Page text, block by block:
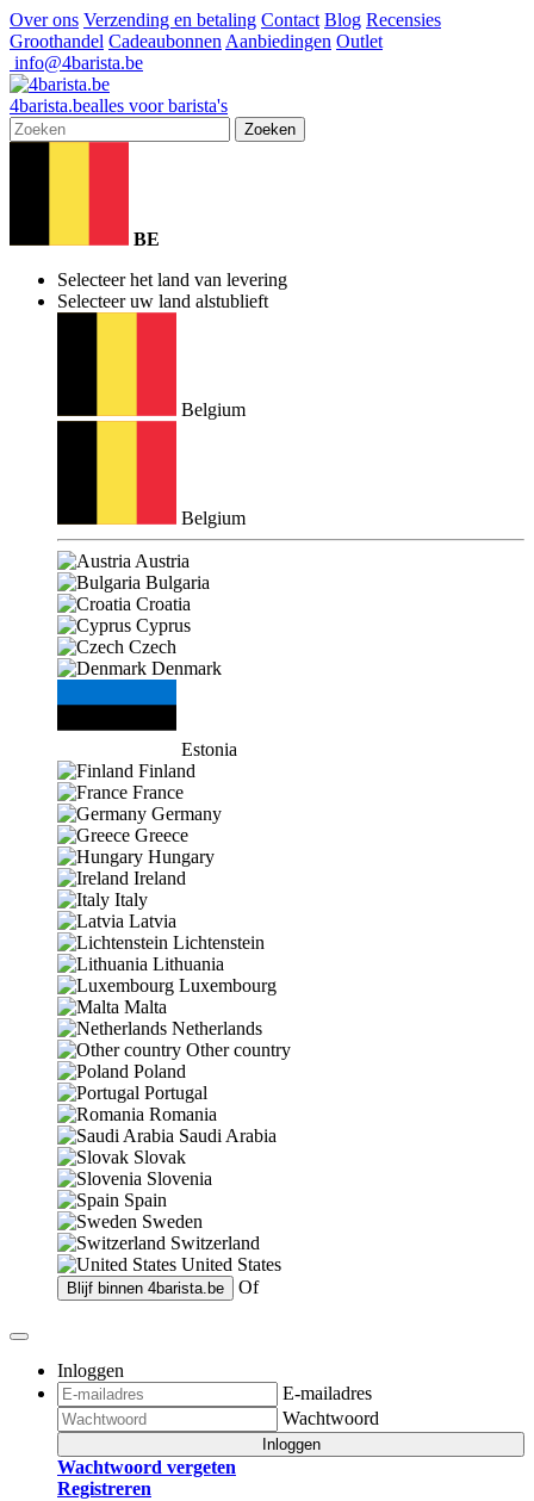
Over ons Verzending en betaling Contact Blog Recensies
Groothandel Cadeaubonnen Aanbiedingen Outlet
info@4barista.be
4barista.bealles voor barista's
Zoeken
BE
Selecteer het land van levering
Selecteer uw land alstublieft
Belgium
Belgium
Austria
Bulgaria
Croatia
Cyprus
Czech
Denmark
Estonia
Finland
France
Germany
Greece
Hungary
Ireland
Italy
Latvia
Lichtenstein
Lithuania
Luxembourg
Malta
Netherlands
Other country
Poland
Portugal
Romania
Saudi Arabia
Slovak
Slovenia
Spain
Sweden
Switzerland
United States
Blijf binnen 4barista.be Of
Inloggen
E-mailadres
Wachtwoord
Inloggen
Wachtwoord vergeten
Registreren